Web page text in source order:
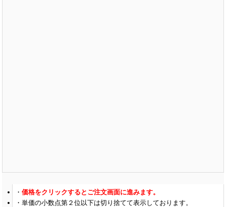
価格をクリックするとご注文画面に進みます。
単価の小数点第２位以下は切り捨てて表示しております。